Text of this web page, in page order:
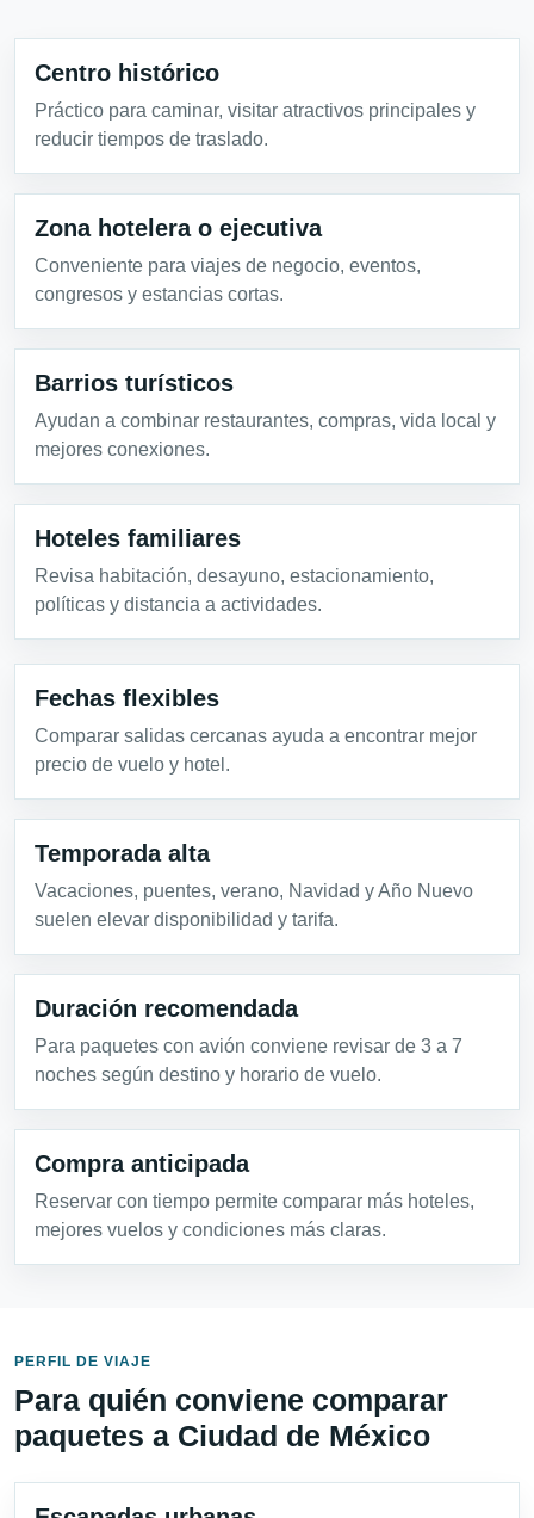
Centro histórico
Práctico para caminar, visitar atractivos principales y
reducir tiempos de traslado.
Zona hotelera o ejecutiva
Conveniente para viajes de negocio, eventos,
congresos y estancias cortas.
Barrios turísticos
Ayudan a combinar restaurantes, compras, vida local y
mejores conexiones.
Hoteles familiares
Revisa habitación, desayuno, estacionamiento,
políticas y distancia a actividades.
Fechas flexibles
Comparar salidas cercanas ayuda a encontrar mejor
precio de vuelo y hotel.
Temporada alta
Vacaciones, puentes, verano, Navidad y Año Nuevo
suelen elevar disponibilidad y tarifa.
Duración recomendada
Para paquetes con avión conviene revisar de 3 a 7
noches según destino y horario de vuelo.
Compra anticipada
Reservar con tiempo permite comparar más hoteles,
mejores vuelos y condiciones más claras.
PERFIL DE VIAJE
Para quién conviene comparar
paquetes a Ciudad de México